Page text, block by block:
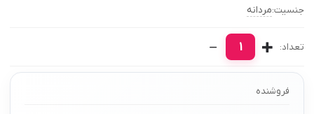
جنسیت:مردانه
تعداد: 1
فروشنده